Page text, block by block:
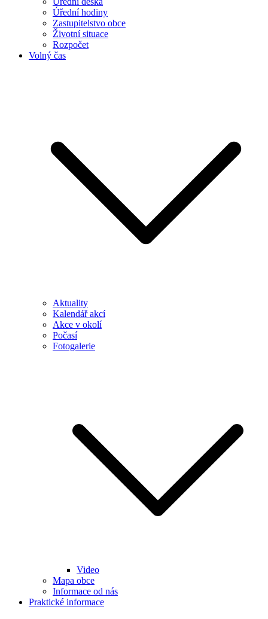
Úřední hodiny
Zastupitelstvo obce
Životní situace
Rozpočet
Volný čas
Aktuality
Kalendář akcí
Akce v okolí
Počasí
Fotogalerie
Video
Mapa obce
Informace od nás
Praktické informace